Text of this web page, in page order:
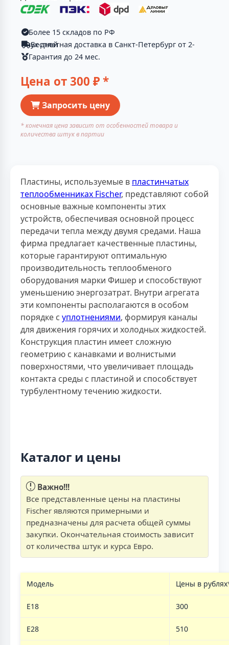
Более 15 складов по РФ
Бесплатная доставка в Санкт-Петербург от 2-ух дней
Гарантия до 24 мес.
Цена от300 ₽ *
Запросить цену
* конечная цена зависит от особенностей товара и
количества штук в партии
Пластины, используемые в пластинчатых
теплообменниках Fischer, представляют собой
основные важные компоненты этих
устройств, обеспечивая основной процесс
передачи тепла между двумя средами. Наша
фирма предлагает качественные пластины,
которые гарантируют оптимальную
производительность теплообменого
оборудования марки Фишер и способствуют
уменьшению энергозатрат. Внутри агрегата
эти компоненты располагаются в особом
порядке с уплотнениями, формируя каналы
для движения горячих и холодных жидкостей.
Конструкция пластин имеет сложную
геометрию с канавками и волнистыми
поверхностями, что увеличивает площадь
контакта среды с пластиной и способствует
турбулентному течению жидкости.
Каталог и цены
Важно!!!
Все представленные цены на пластины
Fischer являются примерными и
предназначены для расчета общей суммы
закупки. Окончательная стоимость зависит
от количества штук и курса Евро.
Модель Цены в
E18 300
E28 510